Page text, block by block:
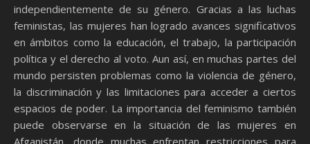
independientemente de su género. Gracias a las luchas
feministas, las mujeres han logrado avances significativos
en ámbitos como la educación, el trabajo, la participación
política y el derecho al voto. Aun así, en muchas partes del
mundo persisten problemas como la violencia de género,
la discriminación y las limitaciones para acceder a ciertos
espacios de poder. La importancia del feminismo también
puede observarse en la situación de las mujeres en
Afganistán, donde muchas enfrentan restricciones para